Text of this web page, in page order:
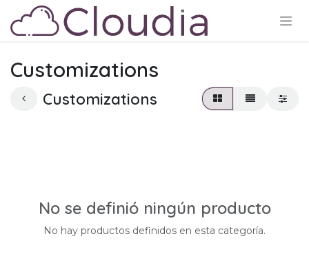
Ir al contenido
Customizations
Customizations
No se definió ningún producto
No hay productos definidos en esta categoría.